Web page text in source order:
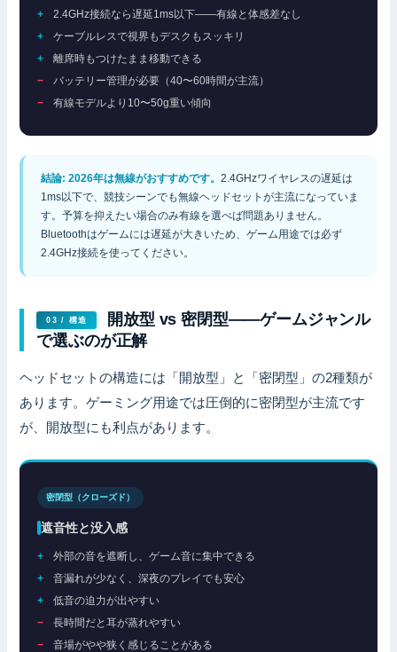
2.4GHz接続なら遅延1ms以下——有線と体感差なし
ケーブルレスで視界もデスクもスッキリ
離席時もつけたまま移動できる
バッテリー管理が必要（40〜60時間が主流）
有線モデルより10〜50g重い傾向
結論: 2026年は無線がおすすめです。2.4GHzワイヤレスの遅延は
1ms以下で、競技シーンでも無線ヘッドセットが主流になっていま
す。予算を抑えたい場合のみ有線を選べば問題ありません。
Bluetoothはゲームには遅延が大きいため、ゲーム用途では必ず
2.4GHz接続を使ってください。
03 / 構造
開放型 vs 密閉型——ゲームジャンル
で選ぶのが正解
ヘッドセットの構造には「開放型」と「密閉型」の2種類が
あります。ゲーミング用途では圧倒的に密閉型が主流です
が、開放型にも利点があります。
密閉型（クローズド）
遮音性と没入感
外部の音を遮断し、ゲーム音に集中できる
音漏れが少なく、深夜のプレイでも安心
低音の迫力が出やすい
長時間だと耳が蒸れやすい
音場がやや狭く感じることがある